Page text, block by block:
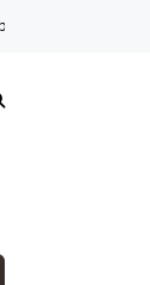
nivel de